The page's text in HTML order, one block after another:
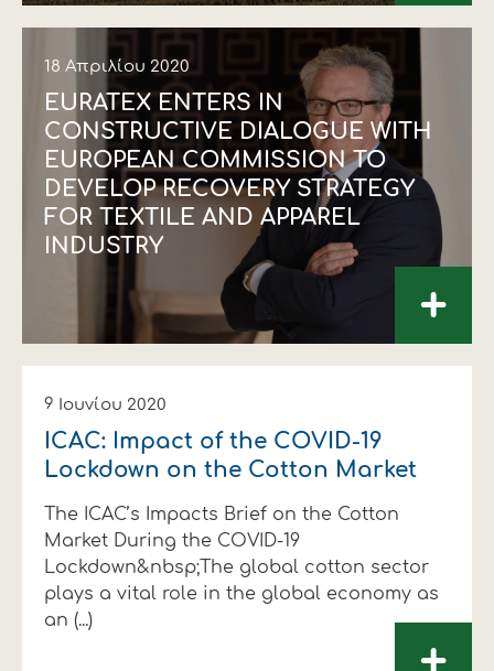
18 Απριλίου 2020
EURATEX ENTERS IN
CONSTRUCTIVE DIALOGUE WITH
EUROPEAN COMMISSION TO
DEVELOP RECOVERY STRATEGY
FOR TEXTILE AND APPAREL
INDUSTRY
+
9 Ιουνίου 2020
ICAC: Impact of the COVID-19
Lockdown on the Cotton Market
The ICAC’s Impacts Brief on the Cotton
Market During the COVID-19
Lockdown&nbsp;The global cotton sector
plays a vital role in the global economy as
an (...)